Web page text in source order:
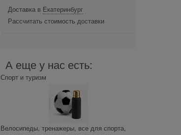
Доставка в Екатеринбург
Рассчитать стоимость доставки
А еще у нас есть:
Спорт и туризм
Велосипеды, тренажеры, все для спорта,